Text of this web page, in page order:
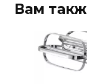
Вам